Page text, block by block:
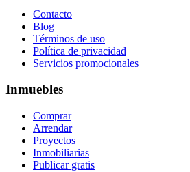
Contacto
Blog
Términos de uso
Política de privacidad
Servicios promocionales
Inmuebles
Comprar
Arrendar
Proyectos
Inmobiliarias
Publicar gratis